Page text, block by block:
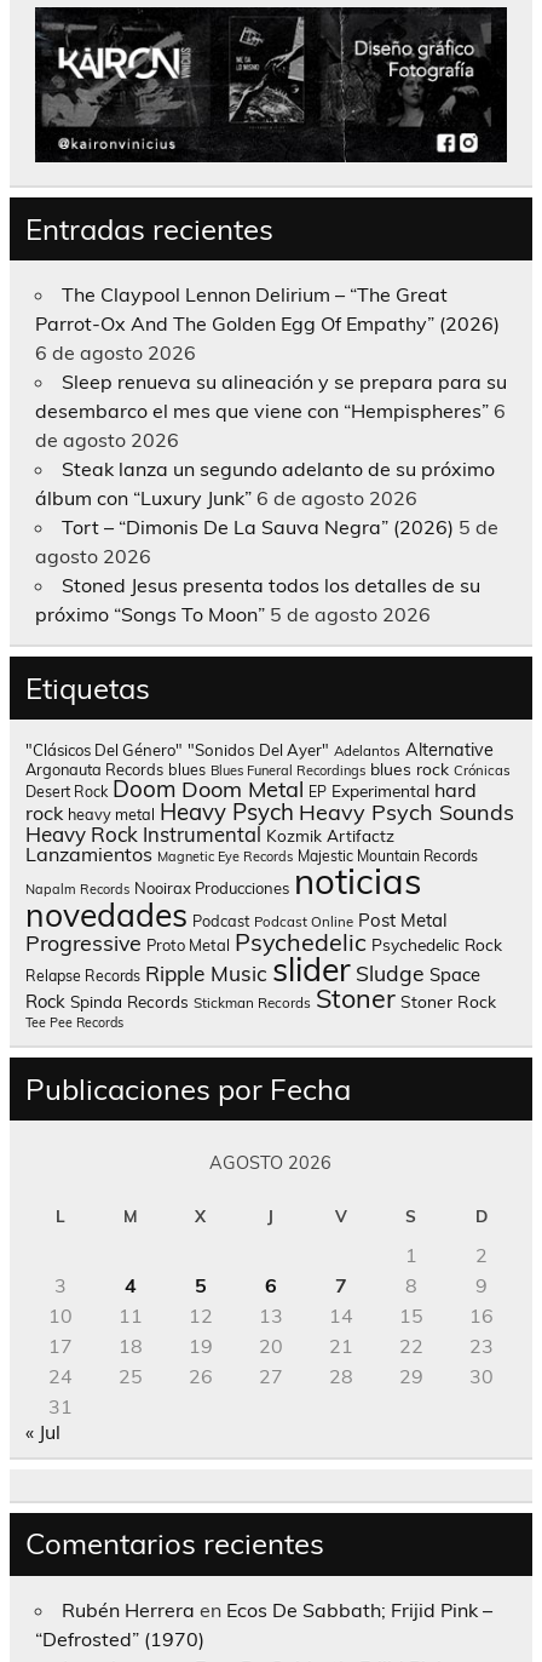
Entradas recientes
The Claypool Lennon Delirium – “The Great
Parrot-Ox And The Golden Egg Of Empathy” (2026)
6 de agosto 2026
Sleep renueva su alineación y se prepara para su
desembarco el mes que viene con “Hempispheres” 6
de agosto 2026
Steak lanza un segundo adelanto de su próximo
álbum con “Luxury Junk” 6 de agosto 2026
Tort – “Dimonis De La Sauva Negra” (2026) 5 de
agosto 2026
Stoned Jesus presenta todos los detalles de su
próximo “Songs To Moon” 5 de agosto 2026
Etiquetas
"Clásicos Del Género" "Sonidos Del Ayer" Adelantos Alternative
Argonauta Records blues Blues Funeral Recordings blues rock Crónicas
Desert Rock Doom Doom Metal EP Experimental hard
rock heavy metal Heavy Psych Heavy Psych Sounds
Heavy Rock Instrumental Kozmik Artifactz
Lanzamientos Magnetic Eye Records Majestic Mountain Records
Napalm Records Nooirax Producciones noticias
novedades Podcast Podcast Online Post Metal
Progressive Proto Metal Psychedelic Psychedelic Rock
Relapse Records Ripple Music slider Sludge Space
Rock Spinda Records Stickman Records Stoner Stoner Rock
Tee Pee Records
Publicaciones por Fecha
AGOSTO 2026
L M X J V S D
1
2
3
4 5 6 7 8
9
10
11 12 13 14 15
16
17
18 19 20 21 22
23
24
25 26 27 28 29
30
31
« Jul
Comentarios recientes
Rubén Herrera en Ecos De Sabbath; Frijid Pink –
“Defrosted” (1970)